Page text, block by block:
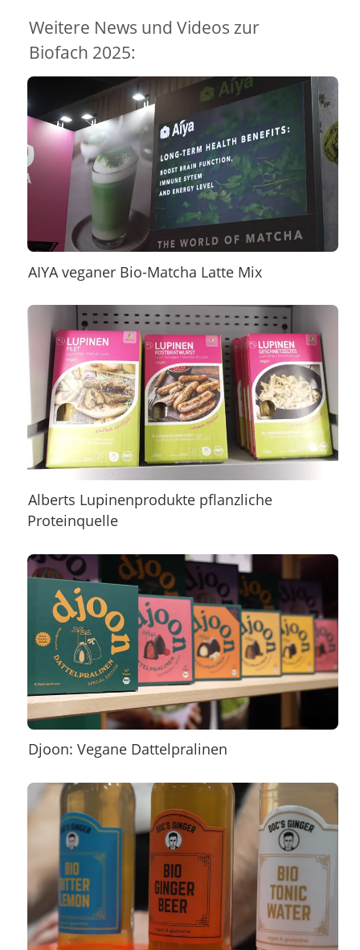
Weitere News und Videos zur
Biofach 2025:
AIYA veganer Bio-Matcha Latte Mix
Alberts Lupinenprodukte pflanzliche
Proteinquelle
Djoon: Vegane Dattelpralinen